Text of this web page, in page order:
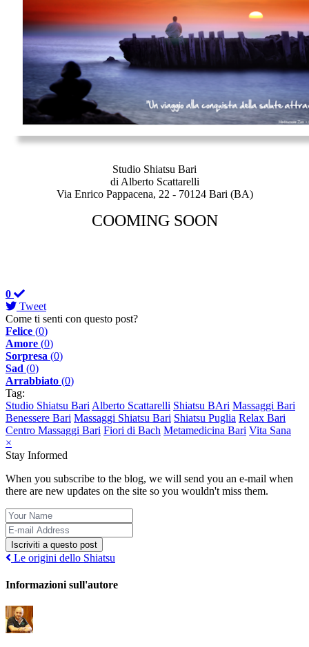
Studio Shiatsu Bari
di Alberto Scattarelli
Via Enrico Pappacena, 22 - 70124 Bari (BA)
COOMING SOON
0
Tweet
Come ti senti con questo post?
Felice (0)
Amore (0)
Sorpresa (0)
Sad (0)
Arrabbiato (0)
Tag:
Studio Shiatsu Bari Alberto Scattarelli Shiatsu BAri Massaggi Bari
Benessere Bari Massaggi Shiatsu Bari Shiatsu Puglia Relax Bari
Centro Massaggi Bari Fiori di Bach Metamedicina Bari Vita Sana
×
Stay Informed
When you subscribe to the blog, we will send you an e-mail when
there are new updates on the site so you wouldn't miss them.
Iscriviti a questo post
Le origini dello Shiatsu
Informazioni sull'autore